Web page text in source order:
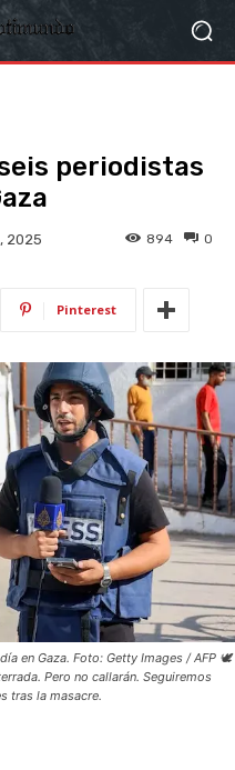
periodistas
2025 0
894
Pinterest
en Gaza. Foto: Getty Images / AFP 🕊️
Pero no callarán. Seguiremos
tras la masacre.